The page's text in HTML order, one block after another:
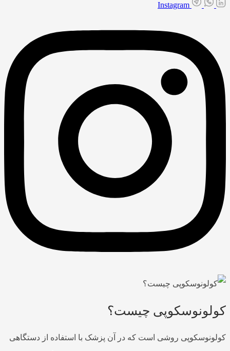
Instagram
کولونوسکوپی چیست؟
کولونوسکوپی روشی است که در آن پزشک با استفاده از دستگاهی